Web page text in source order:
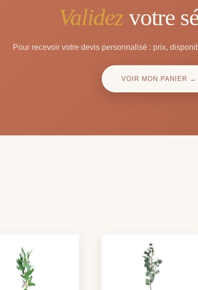
Validez votre
Pour recevoir votre devis personnalisé : prix,
VOIR MON PANIER →